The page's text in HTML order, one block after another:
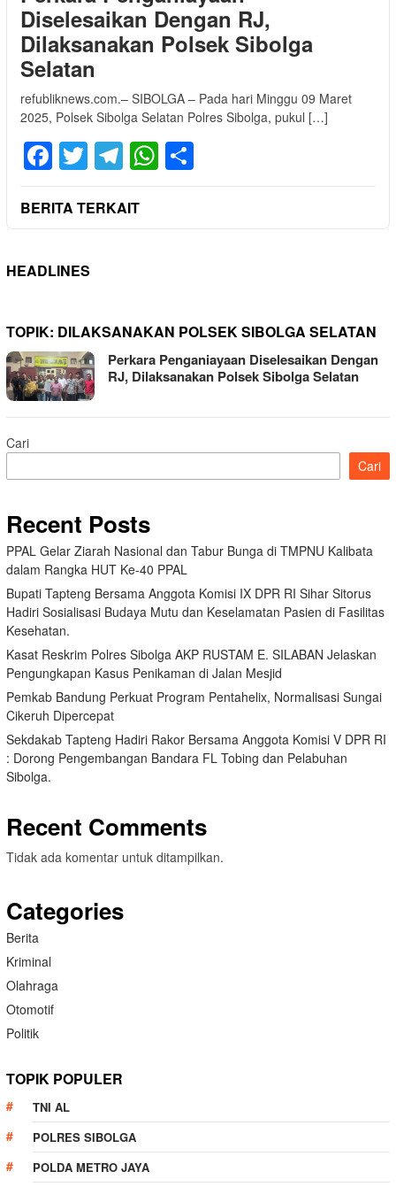
Diselesaikan Dengan RJ,
Dilaksanakan Polsek Sibolga
Selatan
refubliknews.com.– SIBOLGA – Pada hari Minggu 09 Maret
2025, Polsek Sibolga Selatan Polres Sibolga, pukul […]
Facebook
Twitter
Telegram
WhatsApp
BERITA TERKAIT
HEADLINES
TOPIK: DILAKSANAKAN POLSEK SIBOLGA SELATAN
Perkara Penganiayaan Diselesaikan Dengan
RJ, Dilaksanakan Polsek Sibolga Selatan
Cari
Cari
Recent Posts
PPAL Gelar Ziarah Nasional dan Tabur Bunga di TMPNU Kalibata
dalam Rangka HUT Ke-40 PPAL
Bupati Tapteng Bersama Anggota Komisi IX DPR RI Sihar Sitorus
Hadiri Sosialisasi Budaya Mutu dan Keselamatan Pasien di Fasilitas
Kesehatan.
Kasat Reskrim Polres Sibolga AKP RUSTAM E. SILABAN Jelaskan
Pengungkapan Kasus Penikaman di Jalan Mesjid
Pemkab Bandung Perkuat Program Pentahelix, Normalisasi Sungai
Cikeruh Dipercepat
Sekdakab Tapteng Hadiri Rakor Bersama Anggota Komisi V DPR RI
: Dorong Pengembangan Bandara FL Tobing dan Pelabuhan
Sibolga.
Recent Comments
Tidak ada komentar untuk ditampilkan.
Categories
Berita
Kriminal
Olahraga
Otomotif
Politik
TOPIK POPULER
TNI AL
POLRES SIBOLGA
POLDA METRO JAYA